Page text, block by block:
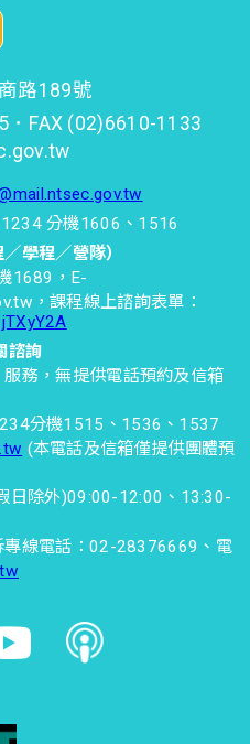
路189號
FAX (02)6610-1133
分機1606、1516
學程／營隊）
1689，E-
，課程線上諮詢表單：
諮詢
服務，無提供電話預約及信箱
分機1515、1536、1537
(本電話及信箱僅提供團體預
日除外)09:00-12:00、13:30-
專線電話：02-28376669、電